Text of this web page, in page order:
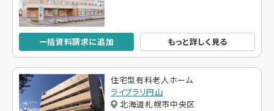
一括資料請求に追加 もっと詳しく見る
住宅型有料老人ホーム
ライブラリ円山
北海道札幌市中央区